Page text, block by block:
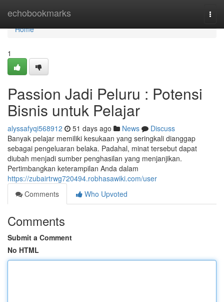
echobookmarks
Home
Home
1
Passion Jadi Peluru : Potensi
Bisnis untuk Pelajar
alyssafyqi568912 51 days ago News
Discuss
Banyak pelajar memiliki kesukaan yang seringkali dianggap
sebagai pengeluaran belaka. Padahal, minat tersebut dapat
diubah menjadi sumber penghasilan yang menjanjikan.
Pertimbangkan keterampilan Anda dalam
https://zubairtrwg720494.robhasawiki.com/user
Comments
Who Upvoted
Comments
Submit a Comment
No HTML